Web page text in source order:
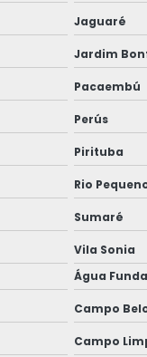
acústico
anti ruído com vidro
anti ruído com vidro
sob medida
sobreposta
sobreposta em são
sobreposta em sp
vidro duplo
Jaguaré
Jardim
Pacaembú
Perús
Pirituba
Rio
Sumaré
Vila Sonia
Água Funda
Campo
Campo